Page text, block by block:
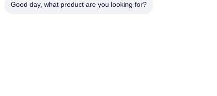
Good day, what product are you looking for?